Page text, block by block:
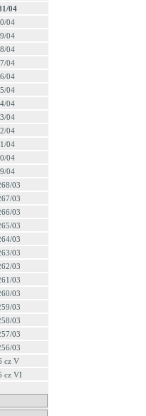
04
04
04
04
04
04
04
04
04
04
04
04
04
03
03
03
03
03
03
03
03
03
03
03
03
03
cz V
cz VI